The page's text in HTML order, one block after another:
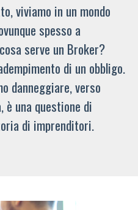
viviamo in un mondo
spesso a
serve un Broker?
di un obbligo.
danneggiare, verso
è una questione di
di imprenditori.